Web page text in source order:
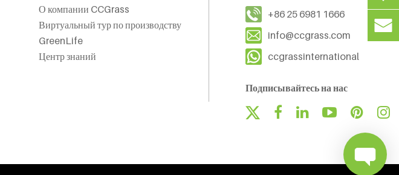
О компании CCGrass
Виртуальный тур по производству
GreenLife
Центр знаний
+86 25 6981 1666
info@ccgrass.com
ccgrassinternational
Подписывайтесь на нас